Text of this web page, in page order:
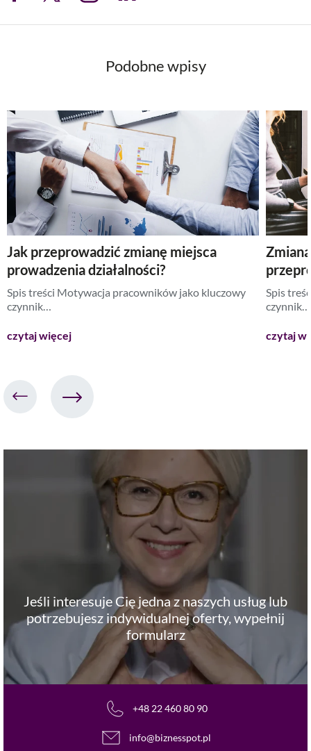
Podobne wpisy
Jak przeprowadzić zmianę miejsca
prowadzenia działalności?
Spis treści Motywacja pracowników jako kluczowy
czynnik…
czytaj więcej
Spis
czynnik…
czytaj
Jeśli interesuje Cię jedna z naszych usług lub
potrzebujesz indywidualnej oferty, wypełnij
formularz
+48 22 460 80 90
info@biznesspot.pl